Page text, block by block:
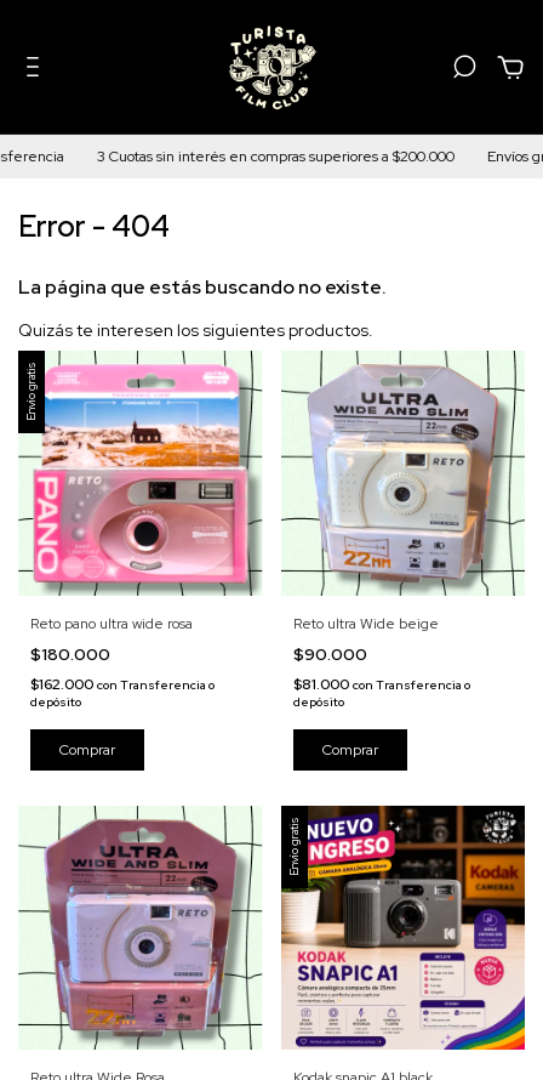
3 Cuotas sin interés en compras superiores a $200.000 Envíos
Error - 404
La página que estás buscando no existe.
Quizás te interesen los siguientes productos.
Envío gratis
Reto pano ultra wide rosa
$180.000
$162.000 con Transferencia o
depósito
Reto ultra Wide beige
$90.000
$81.000 con Transferencia o
depósito
Envío gratis